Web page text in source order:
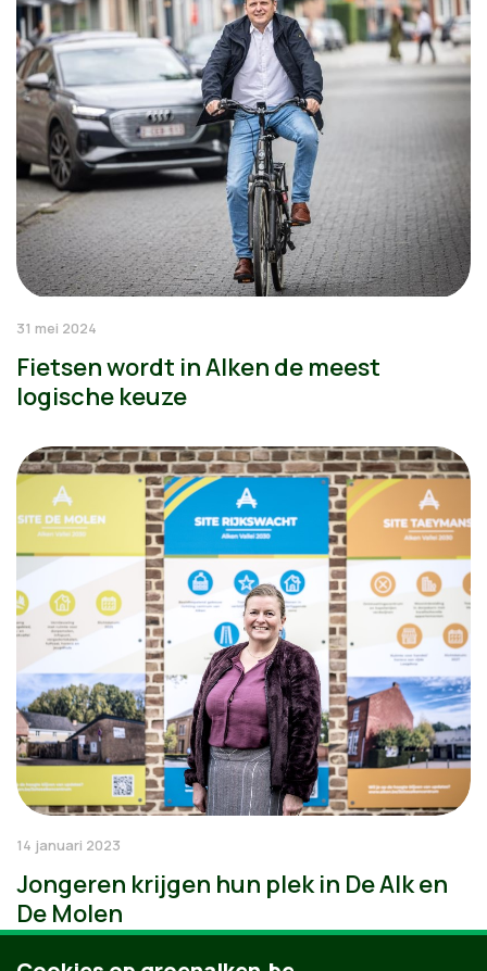
31 mei 2024
Fietsen wordt in Alken de meest
logische keuze
14 januari 2023
Jongeren krijgen hun plek in De Alk en
De Molen